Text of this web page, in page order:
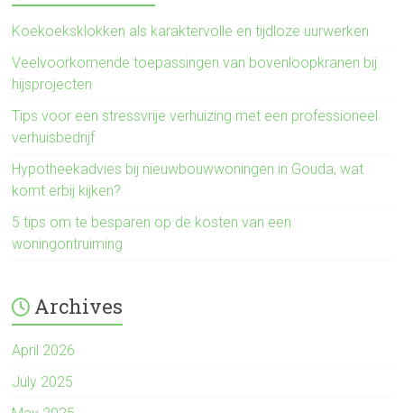
Koekoeksklokken als karaktervolle en tijdloze uurwerken
Veelvoorkomende toepassingen van bovenloopkranen bij
hijsprojecten
Tips voor een stressvrije verhuizing met een professioneel
verhuisbedrijf
Hypotheekadvies bij nieuwbouwwoningen in Gouda, wat
komt erbij kijken?
5 tips om te besparen op de kosten van een
woningontruiming
Archives
April 2026
July 2025